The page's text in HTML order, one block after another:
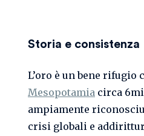
Storia e consistenza
L’oro è un bene rifugio
Mesopotamia circa
ampiamente
crisi globali e